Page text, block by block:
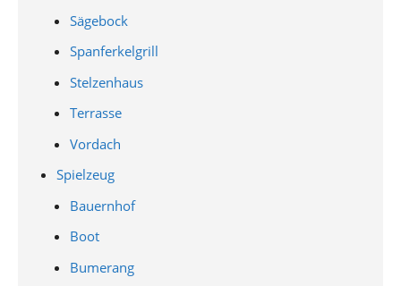
Sägebock
Spanferkelgrill
Stelzenhaus
Terrasse
Vordach
Spielzeug
Bauernhof
Boot
Bumerang